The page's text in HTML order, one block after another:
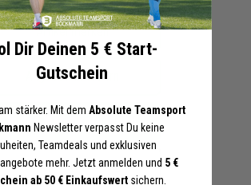
Artikel merken
Angebot anfordern
In den Warenkorb legen
Druckoptionen anzeigen
Dir Deinen 5 € Start-
Gutschein
stärker. Mit dem Absolute Teamsport
Newsletter verpasst Du keine
Teamdeals und exklusiven
mehr. Jetzt anmelden und 5 €
ab 50 € Einkaufswert sichern.